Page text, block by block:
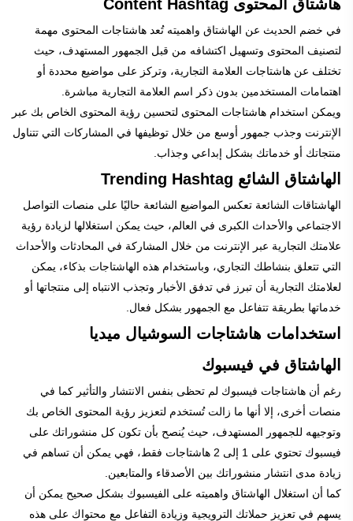
هاشتاق المحتوى Content Hashtag
في خضم الحديث عن الهاشتاق واهميته تُعد هاشتاجات المحتوى مهمة
لتصنيف المحتوى وتسهيل اكتشافه من قبل الجمهور المستهدف، حيث
تختلف عن هاشتاجات العلامة التجارية، وتركز على مواضيع محددة أو
اهتمامات المستخدمين بدون ذكر اسم العلامة التجارية مباشرة.
ويمكن استخدام هاشتاجات المحتوى لتحسين رؤية المحتوى الخاص بك عبر
الإنترنت وجذب جمهور أوسع من خلال توظيفها في المشاركات التي تتناول
منتجاتك أو خدماتك بشكل إبداعي وجذاب.
الهاشتاق الشائع Trending Hashtag
الهاشتاقات الشائعة تعكس المواضيع الشائعة حاليًا على منصات التواصل
الاجتماعي والأحداث الكبرى في العالم، حيث يمكن استغلالها لزيادة رؤية
علامتك التجارية عبر الإنترنت من خلال المشاركة في المحادثات والأحداث
التي تتعلق بنشاطك التجاري، وباستخدام هذه الهاشتاجات بذكاء، يمكن
لعلامتك التجارية أن تبرز في تدفق الأخبار وتجذب الانتباه إلى منتجاتها أو
خدماتها بطريقة تتفاعل مع الجمهور بشكل فعال.
استخدامات هاشتاجات السوشيال ميديا
الهاشتاق في فيسبوك
رغم أن هاشتاجات فيسبوك لم تحظى بنفس الانتشار والتأثير كما في
منصات أخرى، إلا أنها ما زالت تُستخدم لتعزيز رؤية المحتوى الخاص بك
وتوجيهه للجمهور المستهدف، حيث يُنصح بأن تكون كل منشوراتك على
فيسبوك تحتوي على 1 إلى 2 هاشتاجات فقط، فهي يمكن أن تساهم في
زيادة مدى انتشار منشوراتك بين الأصدقاء والمتابعين.
كما أن استغلال الهاشتاق واهميته على الفيسبوك بشكل صحيح يمكن أن
يسهم في تعزيز حملاتك الترويجية وزيادة التفاعل مع محتواك على هذه